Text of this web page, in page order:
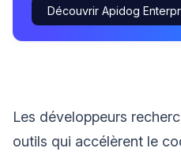
Découvrir Apidog
Les développeurs
outils qui accélèrent le